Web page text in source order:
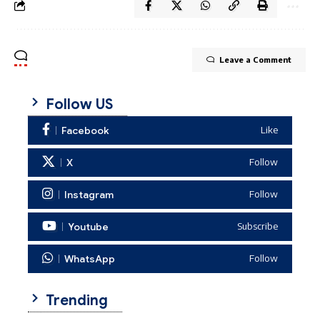
Leave a Comment
Follow US
Facebook Like
X Follow
Instagram Follow
Youtube Subscribe
WhatsApp Follow
Trending